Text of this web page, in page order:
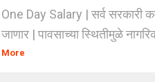
One Day Salary | सर्व सरकारी
जाणार | पावसाच्या स्थितीमुळे
More